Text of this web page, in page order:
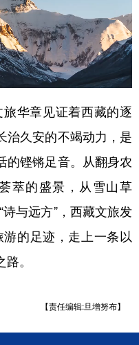
华章见证着西藏的逐
治久安的不竭动力，是
的铿锵足音。从翻身农
萃的盛景，从雪山草
与远方”，西藏文旅发
的足迹，走上一条以
。
【责任编辑:旦增努布】